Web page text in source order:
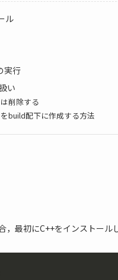
ル
実行
い
削除する
build配下に作成する方法
，最初にC++をインストール